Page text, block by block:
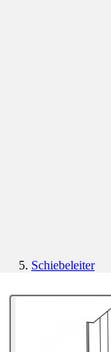
Schiebeleiter